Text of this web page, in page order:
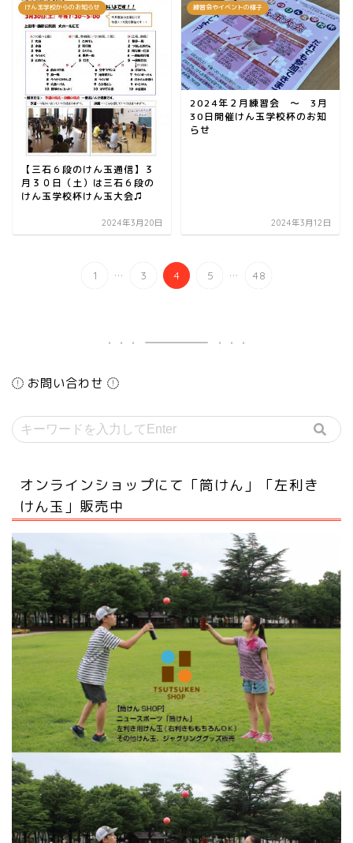
けん玉学校からのお知らせ
【三石６段のけん玉通信】３
月３０日（土）は三石６段の
けん玉学校杯けん玉大会♫
2024年3月20日
練習会やイベントの様子
2024年２月練習会 ～ 3月
30日開催けん玉学校杯のお知
らせ
2024年3月12日
1 ... 3 4 5 ... 48
お問い合わせ
オンラインショップにて「筒けん」「左利き
けん玉」販売中